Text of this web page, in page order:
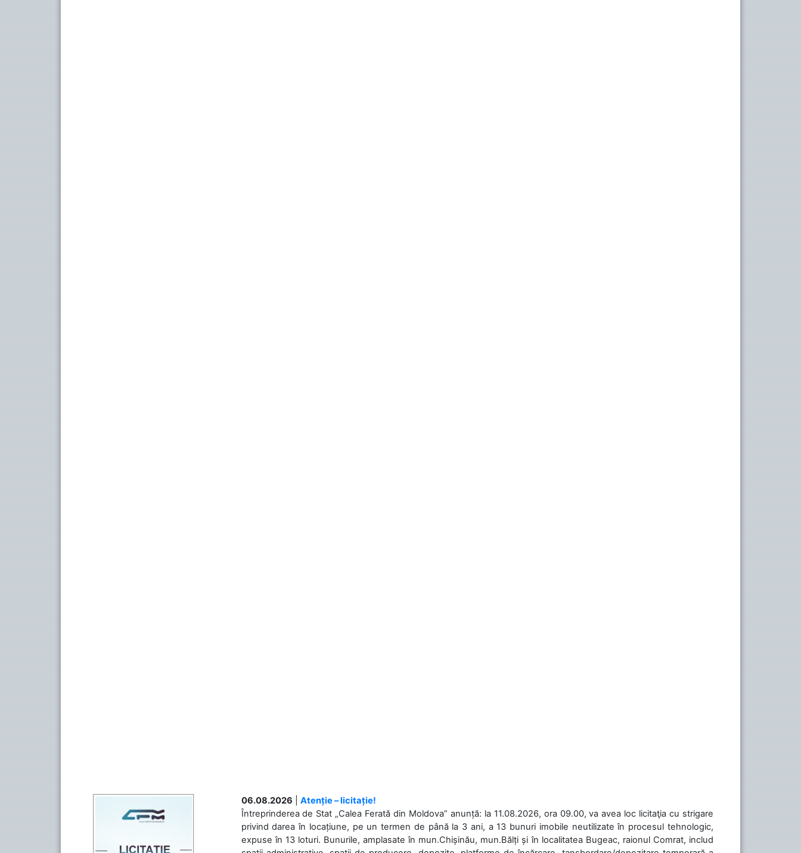
06.08.2026
Atenție – licitație!
Întreprinderea de Stat „Calea Ferată din Moldova” anunță: la 11.08.2026, ora 09.00, va avea loc licitaţia cu strigare
privind darea în locațiune, pe un termen de până la 3 ani, a 13 bunuri imobile neutilizate în procesul tehnologic,
expuse în 13 loturi. Bunurile, amplasate în mun.Chișinău, mun.Bălți și în localitatea Bugeac, raionul Comrat, includ